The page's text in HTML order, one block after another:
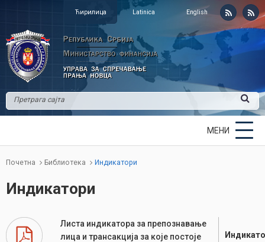
Ћирилица Latinica English
МЕНИ
Почетна Библиотека Индикатори
Индикатори
Листа индикатора за препознавање
лица и трансакција за које постоје